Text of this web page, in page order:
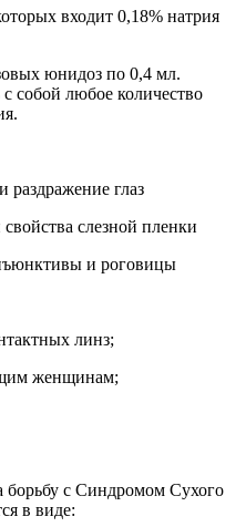
входит 0,18% натрия
юнидоз по 0,4 мл.
собой любое количество
раздражение глаз
слезной пленки
и роговицы
линз;
женщинам;
с Синдромом Сухого
в виде: